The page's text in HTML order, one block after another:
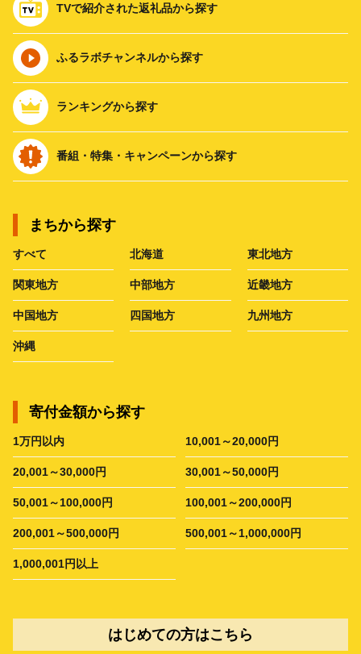
TVで紹介された返礼品から探す
ふるラボチャンネルから探す
ランキングから探す
番組・特集・キャンペーンから探す
まちから探す
すべて 北海道 東北地方
関東地方 中部地方 近畿地方
中国地方 四国地方 九州地方
沖縄
寄付金額から探す
1万円以内 10,001～20,000円
20,001～30,000円 30,001～50,000円
50,001～100,000円 100,001～200,000円
200,001～500,000円 500,001～1,000,000円
1,000,001円以上
はじめての方はこちら